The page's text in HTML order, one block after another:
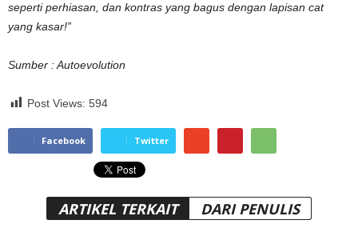
seperti perhiasan, dan kontras yang bagus dengan lapisan cat
yang kasar!”
Sumber : Autoevolution
Post Views: 594
Facebook Twitter
ARTIKEL TERKAIT DARI PENULIS